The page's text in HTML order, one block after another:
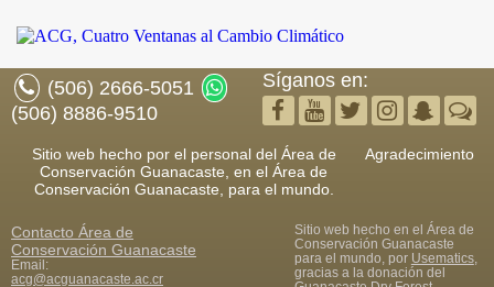
(506) 2666-5051
(506) 8886-9510
Síganos en:
Sitio web hecho por el personal del Área de
Conservación Guanacaste, en el Área de
Conservación Guanacaste, para el mundo.
Agradecimiento
Contacto Área de
Conservación Guanacaste
Email:
acg@acguanacaste.ac.cr
Sitio web hecho en el Área de
Conservación Guanacaste
para el mundo, por Usematics,
gracias a la donación del